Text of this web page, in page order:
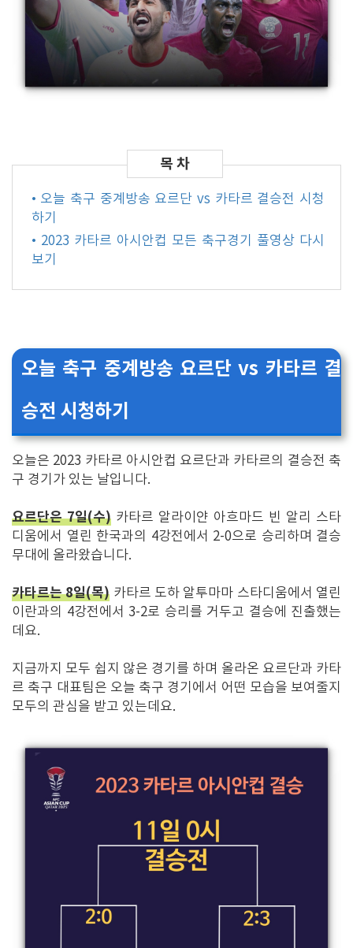
• 오늘 축구 중계방송 요르단 vs 카타르 결승전 시청
하기
• 2023 카타르 아시안컵 모든 축구경기 풀영상 다시
보기
오늘 축구 중계방송 요르단 vs 카타르 결
승전 시청하기
오늘은 2023 카타르 아시안컵 요르단과 카타르의 결승전 축
구 경기가 있는 날입니다.
요르단은 7일(수) 카타르 알라이얀 아흐마드 빈 알리 스타
디움에서 열린 한국과의 4강전에서 2-0으로 승리하며 결승
무대에 올라왔습니다.
카타르는 8일(목) 카타르 도하 알투마마 스타디움에서 열린
이란과의 4강전에서 3-2로 승리를 거두고 결승에 진출했는
데요.
지금까지 모두 쉽지 않은 경기를 하며 올라온 요르단과 카타
르 축구 대표팀은 오늘 축구 경기에서 어떤 모습을 보여줄지
모두의 관심을 받고 있는데요.